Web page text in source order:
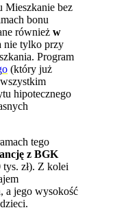
Mieszkanie bez
bonu
równieżw
nie tylko przy
Program
(który już
hipotecznego
tego
z BGK
zł). Z kolei
a jego wysokość